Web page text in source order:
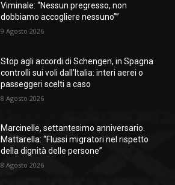
Viminale: “Nessun pregresso, non
dobbiamo accogliere nessuno””
9 Agosto 2026
Stop agli accordi di Schengen, in Spagna
controlli sui voli dall’Italia: interi aerei o
passeggeri scelti a caso
8 Agosto 2026
Marcinelle, settantesimo anniversario.
Mattarella: “Flussi migratori nel rispetto
della dignità delle persone”
8 Agosto 2026